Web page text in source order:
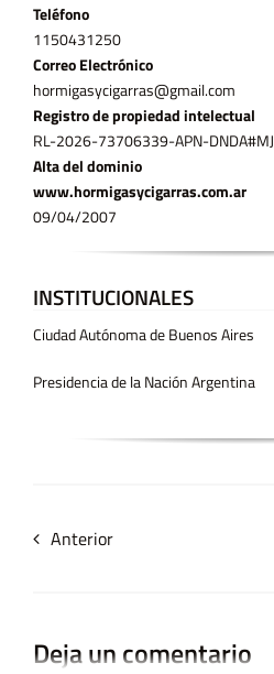
Teléfono
11­50431250
Correo Electrónico
hormigasycigarras@gmail.com
Registro de propiedad intelectual
RL-2026-73706339-APN-DNDA#MJ
Alta del dominio
www.hormigasycigarras.com.ar
09/04/2007
INSTITUCIONALES
Ciudad Autónoma de Buenos Aires
Presidencia de la Nación Argentina
Anterior
Deja un comentario